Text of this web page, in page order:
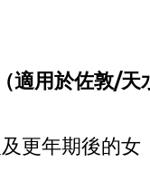
適用於佐敦/天
更年期後的女